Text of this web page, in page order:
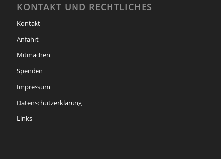
KONTAKT UND RECHTLICHES
Kontakt
Anfahrt
Mitmachen
Spenden
Impressum
Datenschutzerklärung
Links